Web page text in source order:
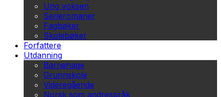
Ung voksen
Serieromaner
Fagbøker
Skolebøker
Forfattere
Utdanning
Barnehage
Grunnskole
Videregående
Norsk som andrespråk